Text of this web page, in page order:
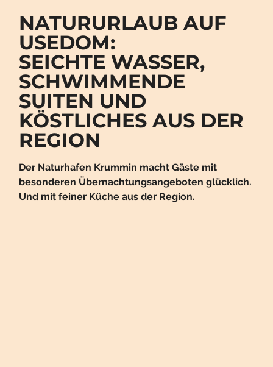
NATURURLAUB AUF
USEDOM:
SEICHTE WASSER,
SCHWIMMENDE
SUITEN UND
KÖSTLICHES AUS DER
REGION
Der Naturhafen Krummin macht Gäste mit
besonderen Übernachtungsangeboten glücklich.
Und mit feiner Küche aus der Region.